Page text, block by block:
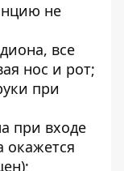
не
все
нос и рот;
при
при входе
окажется